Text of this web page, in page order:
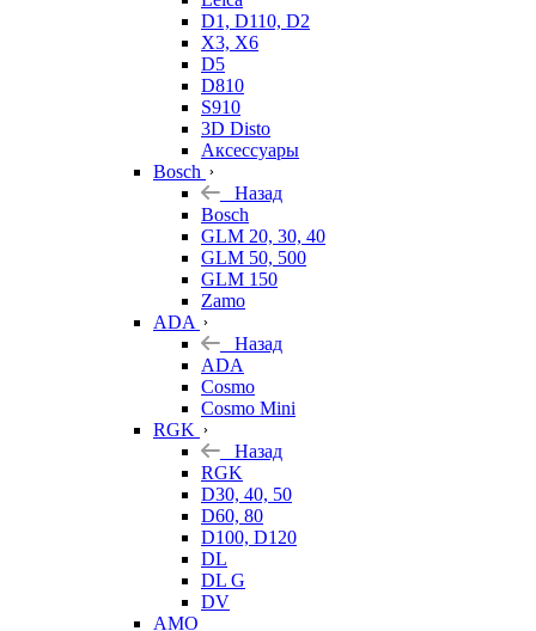
D1, D110, D2
X3, X6
D5
D810
S910
3D Disto
Аксессуары
Bosch
Назад
Bosch
GLM 20, 30, 40
GLM 50, 500
GLM 150
Zamo
ADA
Назад
ADA
Cosmo
Cosmo Mini
RGK
Назад
RGK
D30, 40, 50
D60, 80
D100, D120
DL
DL G
DV
AMO